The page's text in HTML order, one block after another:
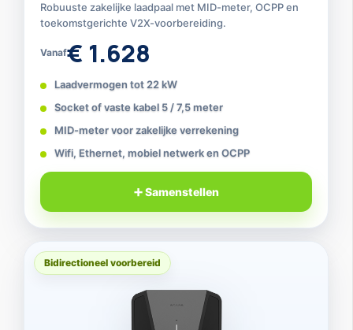
Robuuste zakelijke laadpaal met MID-meter, OCPP en
toekomstgerichte V2X-voorbereiding.
Vanaf€ 1.628
Laadvermogen tot 22 kW
Socket of vaste kabel 5 / 7,5 meter
MID-meter voor zakelijke verrekening
Wifi, Ethernet, mobiel netwerk en OCPP
➕ Samenstellen
Bidirectioneel voorbereid